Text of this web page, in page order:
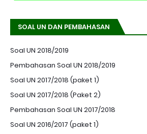
SOAL UN DAN PEMBAHASAN
Soal UN 2018/2019
Pembahasan Soal UN 2018/2019
Soal UN 2017/2018 (paket 1)
Soal UN 2017/2018 (Paket 2)
Pembahasan Soal UN 2017/2018
Soal UN 2016/2017 (paket 1)